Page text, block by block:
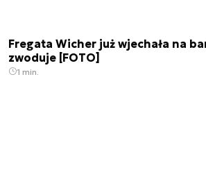
Fregata Wicher już wjechała na
zwoduje [FOTO]
1 min.